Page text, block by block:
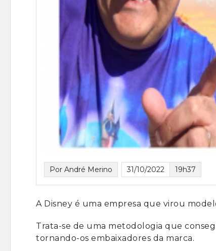
Por André Merino 31/10/2022 19h37
A Disney é uma empresa que virou
Trata-se de uma metodologia que
tornando-os embaixadores da marca.